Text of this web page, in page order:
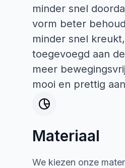
minder snel
vorm beter
minder snel
toegevoegd aan
meer
mooi en prettig
Materiaal
We kiezen onze